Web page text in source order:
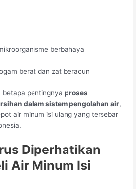
berbahaya
berat dan zat beracun
betapa pentingnyaproses
dalam sistem pengolahan air,
air minum isi ulang yang tersebar
Diperhatikan
Air Minum Isi